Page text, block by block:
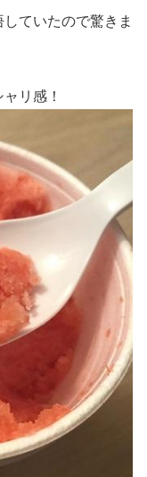
ていたので驚きま
リ感！